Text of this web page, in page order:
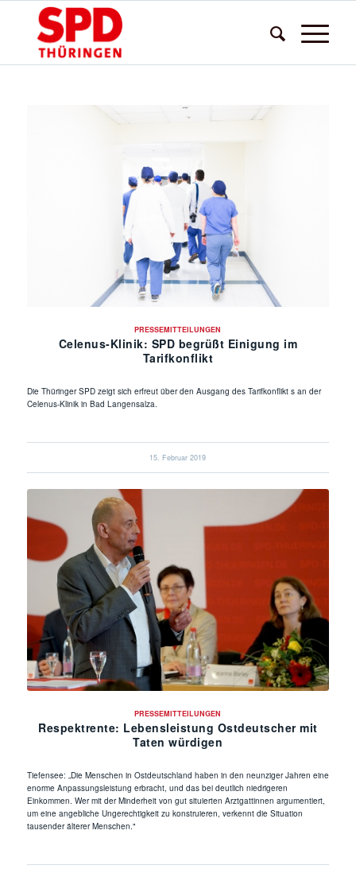
PRESSEMITTEILUNGEN
Celenus-Klinik: SPD begrüßt Einigung im
Tarifkonflikt
Die Thüringer SPD zeigt sich erfreut über den Ausgang des Tarifkonflikt s an der
Celenus-Klinik in Bad Langensalza.
15. Februar 2019
PRESSEMITTEILUNGEN
Respektrente: Lebensleistung Ostdeutscher mit
Taten würdigen
Tiefensee: „Die Menschen in Ostdeutschland haben in den neunziger Jahren eine
enorme Anpassungsleistung erbracht, und das bei deutlich niedrigeren
Einkommen. Wer mit der Minderheit von gut situierten Arztgattinnen argumentiert,
um eine angebliche Ungerechtigkeit zu konstruieren, verkennt die Situation
tausender älterer Menschen."